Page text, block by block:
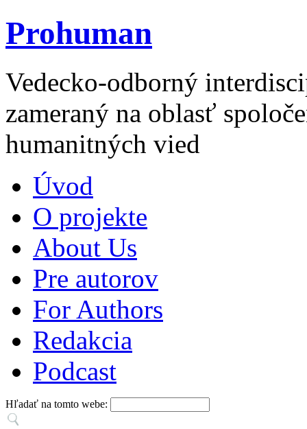
Prohuman
Vedecko-odborný
zameraný na oblasť
humanitných vied
Úvod
O projekte
About Us
Pre autorov
For Authors
Redakcia
Podcast
Hľadať na tomto webe: